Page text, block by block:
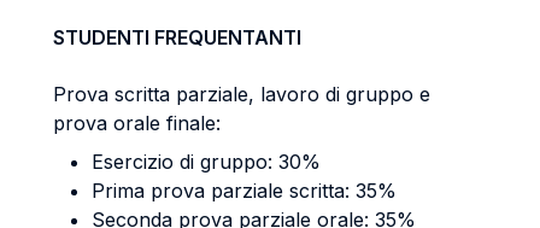
STUDENTI FREQUENTANTI
Prova scritta parziale, lavoro di gruppo e
prova orale finale:
Esercizio di gruppo: 30%
Prima prova parziale scritta: 35%
Seconda prova parziale orale: 35%